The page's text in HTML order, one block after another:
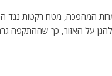
המהפכה, מטח רקטות
על האזור, כך שההתקפה